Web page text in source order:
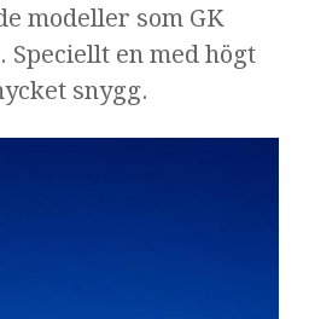
modeller som GK
en med högt
snygg.